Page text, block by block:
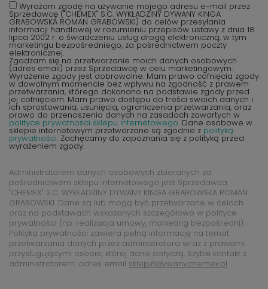
Wyrażam zgodę na używanie mojego adresu e-mail przez
Sprzedawcę ("CHEMEX" S.C. WYKŁADZINY DYWANY KINGA
GRABOWSKA ROMAN GRABOWSKI) do celów przesyłania
informacji handlowej w rozumieniu przepisów ustawy z dnia 18
lipca 2002 r. o świadczeniu usług drogą elektroniczną, w tym
marketingu bezpośredniego, za pośrednictwem poczty
elektronicznej.
Zgadzam się na przetwarzanie moich danych osobowych
(adres email) przez Sprzedawcę w celu marketingowym.
Wyrażenie zgody jest dobrowolne. Mam prawo cofnięcia zgody
w dowolnym momencie bez wpływu na zgodność z prawem
przetwarzania, którego dokonano na podstawie zgody przed
jej cofnięciem. Mam prawo dostępu do treści swoich danych i
ich sprostowania, usunięcia, ograniczenia przetwarzania, oraz
prawo do przenoszenia danych na zasadach zawartych w
polityce prywatności sklepu internetowego. Dane osobowe w
sklepie internetowym przetwarzane są zgodnie z polityką
prywatności. Zachęcamy do zapoznania się z polityką przed
wyrażeniem zgody.
Administratorem danych osobowych zbieranych za
pośrednictwem sklepu internetowego jest Sprzedawca
"CHEMEX" S.C. WYKŁADZINY DYWANY KINGA GRABOWSKA ROMAN
GRABOWSKI. Dane są lub mogą być przetwarzane w celach
oraz na podstawach wskazanych szczegółowo w polityce
prywatności (np. realizacja umowy, marketing bezpośredni).
Polityka prywatności zawiera pełną informację na temat
przetwarzania danych przez administratora wraz z prawami
przysługującymi osobie, której dane dotyczą. Szybki kontakt z
administratorem: adres email sklep@dywanychemex.pl